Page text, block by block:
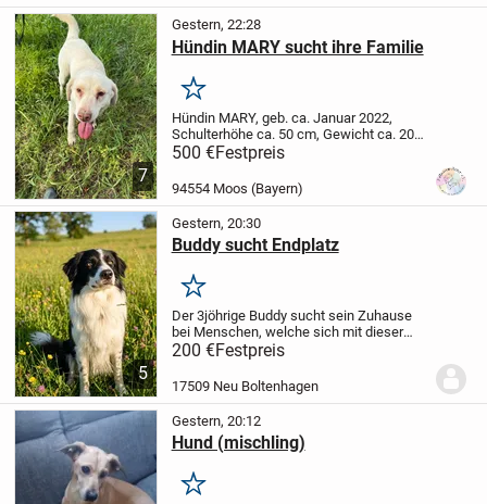
7
Gestern, 22:28
Hündin MARY sucht ihre Familie
Merken
Hündin MARY, geb. ca. Januar 2022,
Schulterhöhe ca. 50 cm, Gewicht ca. 20
Kilo, Zuhause gesucht. Kennenzulernen
auf Pflegestelle.
ich sprechen könnte, hätte ich dir so viel
zu...
500 €Festpreis
94554 Moos (Bayern)
5
Gestern, 20:30
Buddy sucht Endplatz
Merken
Der 3jöhrige Buddy sucht sein Zuhause
bei Menschen, welche sich mit dieser
Rasse auskennen , ihm Zeit geben, sich
einzugewöhnen und für ihn da sind.
befindet sich bei mir auf Pflegestelle, da
200 €Festpreis
17509 Neu Boltenhagen
Gestern, 20:12
Hund (mischling)
Merken